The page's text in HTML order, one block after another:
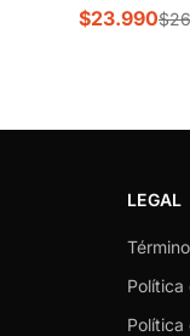
$23.990
LEGAL
Política